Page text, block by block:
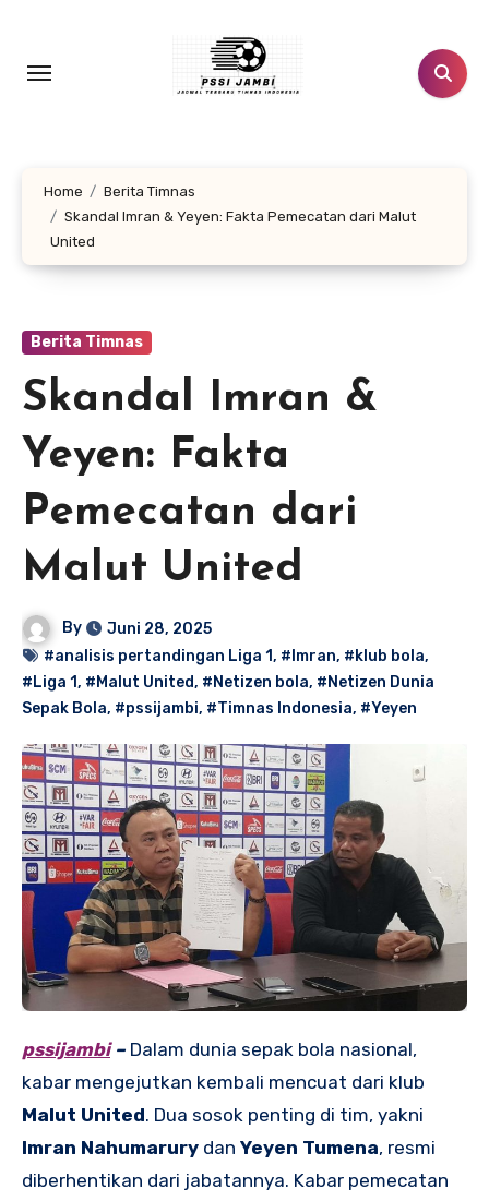
konten
Home
Berita Timnas
Skandal Imran & Yeyen: Fakta Pemecatan dari Malut
United
Berita Timnas
Skandal Imran &
Yeyen: Fakta
Pemecatan dari
Malut United
By
Juni 28, 2025
#analisis pertandingan Liga 1, #Imran, #klub bola,
#Liga 1, #Malut United, #Netizen bola, #Netizen Dunia
Sepak Bola, #pssijambi, #Timnas Indonesia, #Yeyen
pssijambi– Dalam dunia sepak bola nasional,
kabar mengejutkan kembali mencuat dari klub
Malut United. Dua sosok penting di tim, yakni
Imran Nahumarury dan Yeyen Tumena, resmi
diberhentikan dari jabatannya. Kabar pemecatan